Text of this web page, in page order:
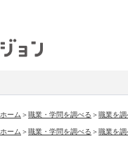
ホーム ＞職業・学問を調べる ＞職業を調
ホーム ＞職業・学問を調べる ＞職業を調